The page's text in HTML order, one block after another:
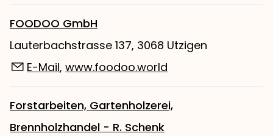
FOODOO GmbH
Lauterbachstrasse 137, 3068 Utzigen
E-Mail, www.foodoo.world
Forstarbeiten, Gartenholzerei,
Brennholzhandel - R. Schenk